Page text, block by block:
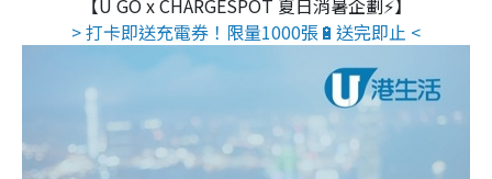
【U GO x CHARGESPOT 夏日消暑企劃⚡】
> 打卡即送充電券！限量1000張🔋送完即止 <